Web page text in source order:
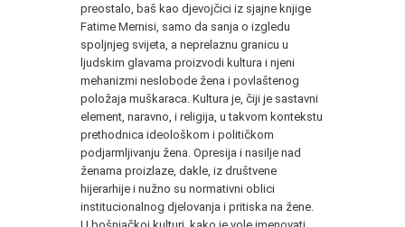
preostalo, baš kao djevojčici iz sjajne knjige
Fatime Mernisi, samo da sanja o izgledu
spoljnjeg svijeta, a neprelaznu granicu u
ljudskim glavama proizvodi kultura i njeni
mehanizmi neslobode žena i povlaštenog
položaja muškaraca. Kultura je, čiji je sastavni
element, naravno, i religija, u takvom kontekstu
prethodnica ideološkom i političkom
podjarmljivanju žena. Opresija i nasilje nad
ženama proizlaze, dakle, iz društvene
hijerarhije i nužno su normativni oblici
institucionalnog djelovanja i pritiska na žene.